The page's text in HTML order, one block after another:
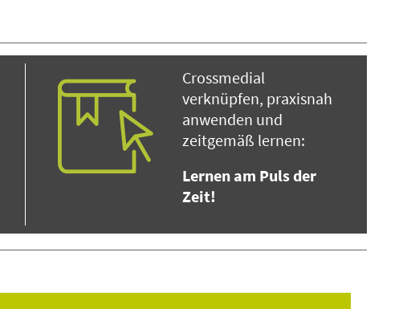
Crossmedial
verknüpfen, praxisnah
anwenden und
zeitgemäß lernen:
Lernen am Puls der
Zeit!